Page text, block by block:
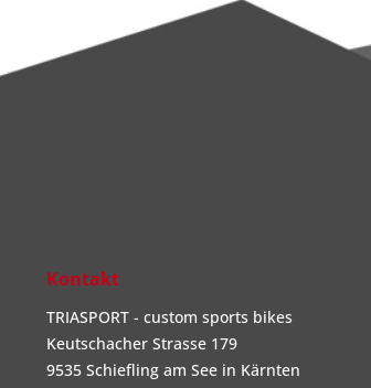
Kontakt
TRIASPORT - custom sports bikes
Keutschacher Strasse 179
9535 Schiefling am See in Kärnten